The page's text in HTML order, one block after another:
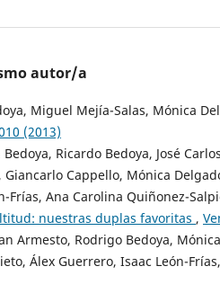
autor/a
Miguel Mejía-Salas, Mónica
(2013)
Ricardo Bedoya, José
Cappello, Mónica
Frías, Ana Carolina Quiñonez-
nuestras duplas favoritas ,
Armesto, Rodrigo Bedoya,
Álex Guerrero, Isaac León-Frías,